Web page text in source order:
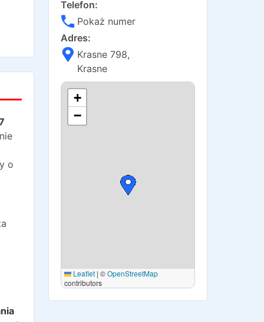
o
Telefon:
Pokaż numer
Adres:
Krasne 798,
Krasne
+
−
Leaflet | ©OpenStreetMap
contributors